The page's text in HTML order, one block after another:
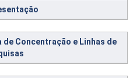
de Concentração e Linhas de